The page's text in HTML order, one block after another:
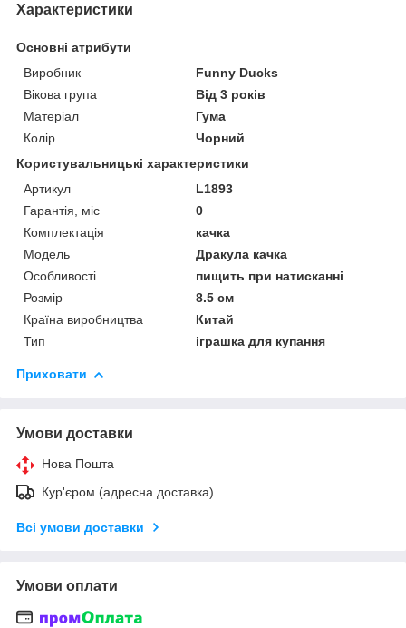
Характеристики
Основні атрибути
Виробник
Funny Ducks
Вікова група
Від 3 років
Матеріал
Гума
Колір
Чорний
Користувальницькі характеристики
Артикул
L1893
Гарантія, міс
0
Комплектація
качка
Мoдель
Дракула качка
Особливості
пищить при натисканні
Розмір
8.5 см
Країна виробництва
Китай
Тип
іграшка для купання
Приховати
Умови доставки
Нова Пошта
Кур'єром (адресна доставка)
Всі умови доставки
Умови оплати